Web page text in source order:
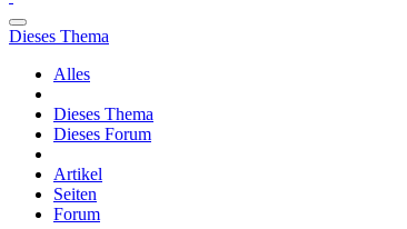
Dieses Thema
Alles
Dieses Thema
Dieses Forum
Artikel
Seiten
Forum